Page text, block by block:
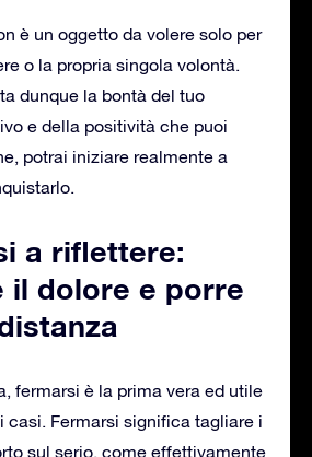
è un oggetto da volere solo per
o la propria singola volontà.
dunque la bontà del tuo
e della positività che puoi
potrai iniziare realmente a
a riflettere:
il dolore e porre
fermarsi è la prima vera ed utile
casi. Fermarsi significa tagliare i
sul serio, come effettivamente